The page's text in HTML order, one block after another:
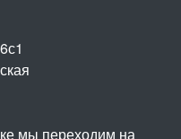
мы переходим на